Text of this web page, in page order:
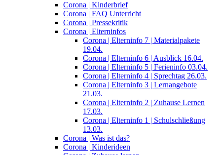
Corona | Kinderbrief
Corona | FAQ Unterricht
Corona | Pressekritik
Corona | Elterninfos
Corona | Elterninfo 7 | Materialpakete
19.04.
Corona | Elterninfo 6 | Ausblick 16.04.
Corona | Elterninfo 5 | Ferieninfo 03.04.
Corona | Elterninfo 4 | Sprechtag 26.03.
Corona | Elterninfo 3 | Lernangebote
21.03.
Corona | Elterninfo 2 | Zuhause Lernen
17.03.
Corona | Elterninfo 1 | Schulschließung
13.03.
Corona | Was ist das?
Corona | Kinderideen